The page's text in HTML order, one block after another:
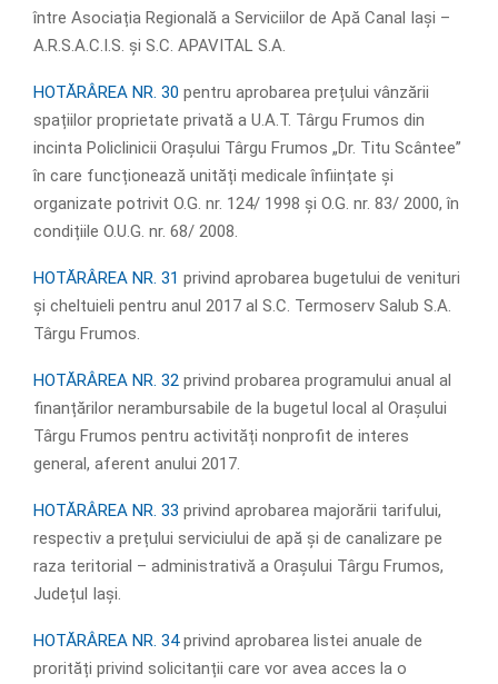
între Asociația Regională a Serviciilor de Apă Canal Iași –
A.R.S.A.C.I.S. și S.C. APAVITAL S.A.
HOTĂRÂREA NR. 30 pentru aprobarea prețului vânzării
spațiilor proprietate privată a U.A.T. Târgu Frumos din
incinta Policlinicii Orașului Târgu Frumos „Dr. Titu Scântee”
în care funcționează unități medicale înființate și
organizate potrivit O.G. nr. 124/ 1998 și O.G. nr. 83/ 2000, în
condițiile O.U.G. nr. 68/ 2008.
HOTĂRÂREA NR. 31 privind aprobarea bugetului de venituri
și cheltuieli pentru anul 2017 al S.C. Termoserv Salub S.A.
Târgu Frumos.
HOTĂRÂREA NR. 32 privind probarea programului anual al
finanțărilor nerambursabile de la bugetul local al Orașului
Târgu Frumos pentru activități nonprofit de interes
general, aferent anului 2017.
HOTĂRÂREA NR. 33 privind aprobarea majorării tarifului,
respectiv a prețului serviciului de apă și de canalizare pe
raza teritorial – administrativă a Orașului Târgu Frumos,
Județul Iași.
HOTĂRÂREA NR. 34privind aprobarea listei anuale de
prorități privind solicitanții care vor avea acces la o